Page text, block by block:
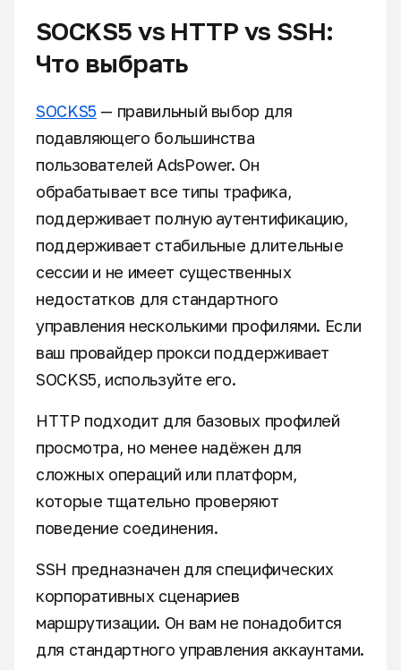
SOCKS5 vs HTTP vs SSH:
Что выбрать
SOCKS5 — правильный выбор для
подавляющего большинства
пользователей AdsPower. Он
обрабатывает все типы трафика,
поддерживает полную аутентификацию,
поддерживает стабильные длительные
сессии и не имеет существенных
недостатков для стандартного
управления несколькими профилями. Если
ваш провайдер прокси поддерживает
SOCKS5, используйте его.
HTTP подходит для базовых профилей
просмотра, но менее надёжен для
сложных операций или платформ,
которые тщательно проверяют
поведение соединения.
SSH предназначен для специфических
корпоративных сценариев
маршрутизации. Он вам не понадобится
для стандартного управления аккаунтами.